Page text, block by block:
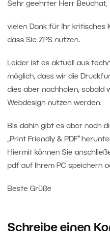
Sehr geehrter Herr Beuchat,
vielen Dank für Ihr kritisches
dass Sie ZPS nutzen.
Leider ist es aktuell aus
möglich, dass wir die
dies aber nachholen, sobald
Webdesign nutzen werden.
Bis dahin gibt es aber noch
„Print Friendly & PDF“
Hiermit können Sie
pdf auf Ihrem PC speichern
Beste Grüße
Schreibe einen